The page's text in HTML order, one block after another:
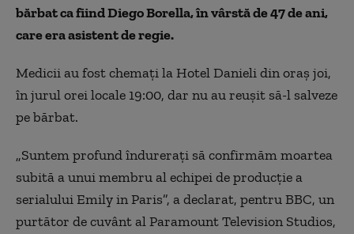
bărbat ca fiind Diego Borella, în vârstă de 47 de ani,
care era asistent de regie.
Medicii au fost chemaţi la Hotel Danieli din oraş joi,
în jurul orei locale 19:00, dar nu au reuşit să-l salveze
pe bărbat.
„Suntem profund îndureraţi să confirmăm moartea
subită a unui membru al echipei de producţie a
serialului Emily in Paris”, a declarat, pentru BBC, un
purtător de cuvânt al Paramount Television Studios,